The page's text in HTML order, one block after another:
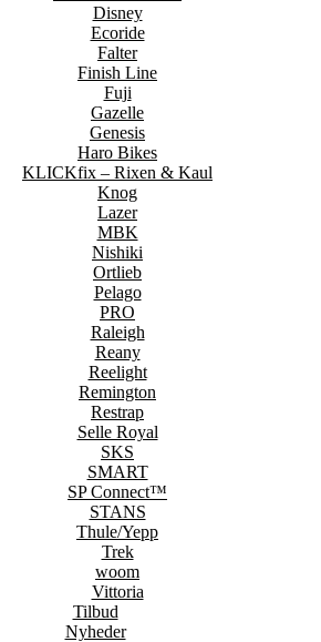
Disney
Ecoride
Falter
Finish Line
Fuji
Gazelle
Genesis
Haro Bikes
KLICKfix – Rixen & Kaul
Knog
Lazer
MBK
Nishiki
Ortlieb
Pelago
PRO
Raleigh
Reany
Reelight
Remington
Restrap
Selle Royal
SKS
SMART
SP Connect™
STANS
Thule/Yepp
Trek
woom
Vittoria
Tilbud
Nyheder